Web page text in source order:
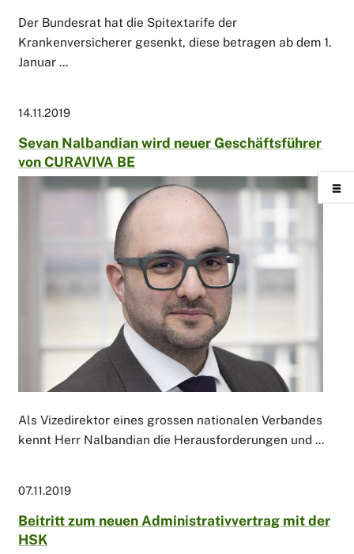
Der Bundesrat hat die Spitextarife der
Krankenversicherer gesenkt, diese betragen ab dem 1.
Januar ...
14.11.2019
Sevan Nalbandian wird neuer Geschäftsführer
von CURAVIVA BE
Als Vizedirektor eines grossen nationalen Verbandes
kennt Herr Nalbandian die Herausforderungen und ...
07.11.2019
Beitritt zum neuen Administrativvertrag mit der
HSK